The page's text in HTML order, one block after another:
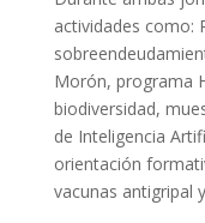
actividades como:
Morón, programa
biodiversidad,
de Inteligencia
orientación
vacunas antigripal